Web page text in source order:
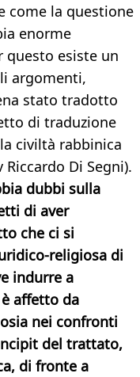
come la questione
enorme
questo esiste un
argomenti,
stato tradotto
di traduzione
civiltà rabbinica
Di Segni).
dubbi sulla
di aver
che ci si
religiosa di
indurre a
affetto da
nei confronti
del trattato,
di fronte a